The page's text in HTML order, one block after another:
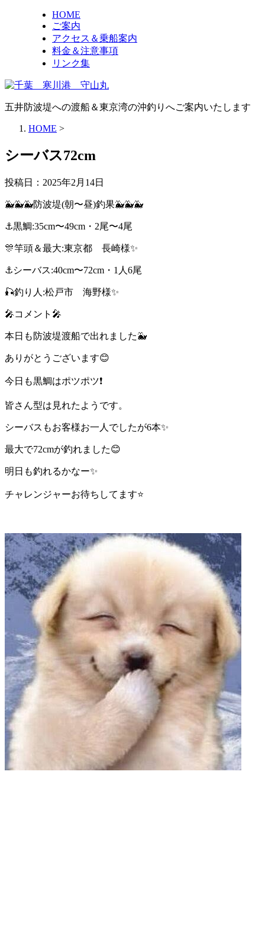
HOME
ご案内
アクセス＆乗船案内
料金＆注意事項
リンク集
五井防波堤への渡船＆東京湾の沖釣りへご案内いたします
HOME >
シーバス72cm
投稿日： 2025年2月14日
🐳🐳🐳防波堤(朝〜昼)釣果🐳🐳🐳
⚓️黒鯛:35cm〜49cm・2尾〜4尾
🎊竿頭＆最大:東京都 長崎様✨
⚓️シーバス:40cm〜72cm・1人6尾
🎣釣り人:松戸市 海野様✨
🎤コメント🎤
本日も防波堤渡船で出れました🐳
ありがとうございます😊
今日も黒鯛はポツポツ❗️
皆さん型は見れたようです。
シーバスもお客様お一人でしたが6本✨
最大で72cmが釣れました😊
明日も釣れるかなー✨
チャレンジャーお待ちしてます⭐️